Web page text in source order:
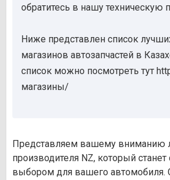
обратитесь в нашу техническую
Ниже представлен список
магазинов автозапчастей в
список можно посмотреть тут
магазины/
Представляем вашему вниманию
производителя NZ, который
выбором для вашего автомобиля.